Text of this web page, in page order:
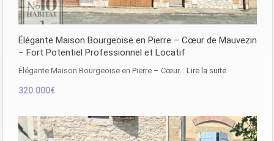
Élégante Maison Bourgeoise en Pierre – Cœur de Mauvezin
– Fort Potentiel Professionnel et Locatif
Élégante Maison Bourgeoise en Pierre – Cœur… Lire la suite
320.000€